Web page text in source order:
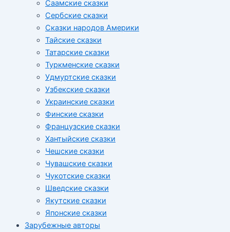
Cаамские сказки
Сербские сказки
Сказки народов Америки
Тайские сказки
Татарские сказки
Туркменские сказки
Удмуртские сказки
Узбекские сказки
Украинские сказки
Финские сказки
Французские сказки
Хантыйские сказки
Чешские сказки
Чувашские сказки
Чукотские сказки
Шведские сказки
Якутские сказки
Японские сказки
Зарубежные авторы